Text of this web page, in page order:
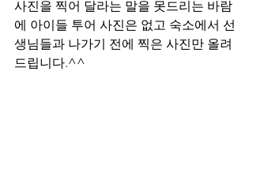
사진을 찍어 달라는 말을 못드리는 바람
에 아이들 투어 사진은 없고 숙소에서 선
생님들과 나가기 전에 찍은 사진만 올려
드립니다.^^